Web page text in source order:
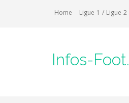
Home Ligue 1 / Ligue 2
Infos-